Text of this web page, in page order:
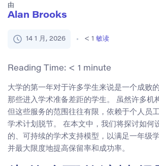
由
Alan Brooks
14 1 月, 2026 < 1 敏读
Reading Time: < 1 minute
大学的第一年对于许多学生来说是一个成
那些进入学术准备差距的学生。 虽然许多机
但这些服务的范围往往有限，依赖于个人员
学术计划脱节。 在本文中，我们将探讨如何
的、可持续的学术支持模型，以满足一年级
并最大限度地提高保留率和成功率。